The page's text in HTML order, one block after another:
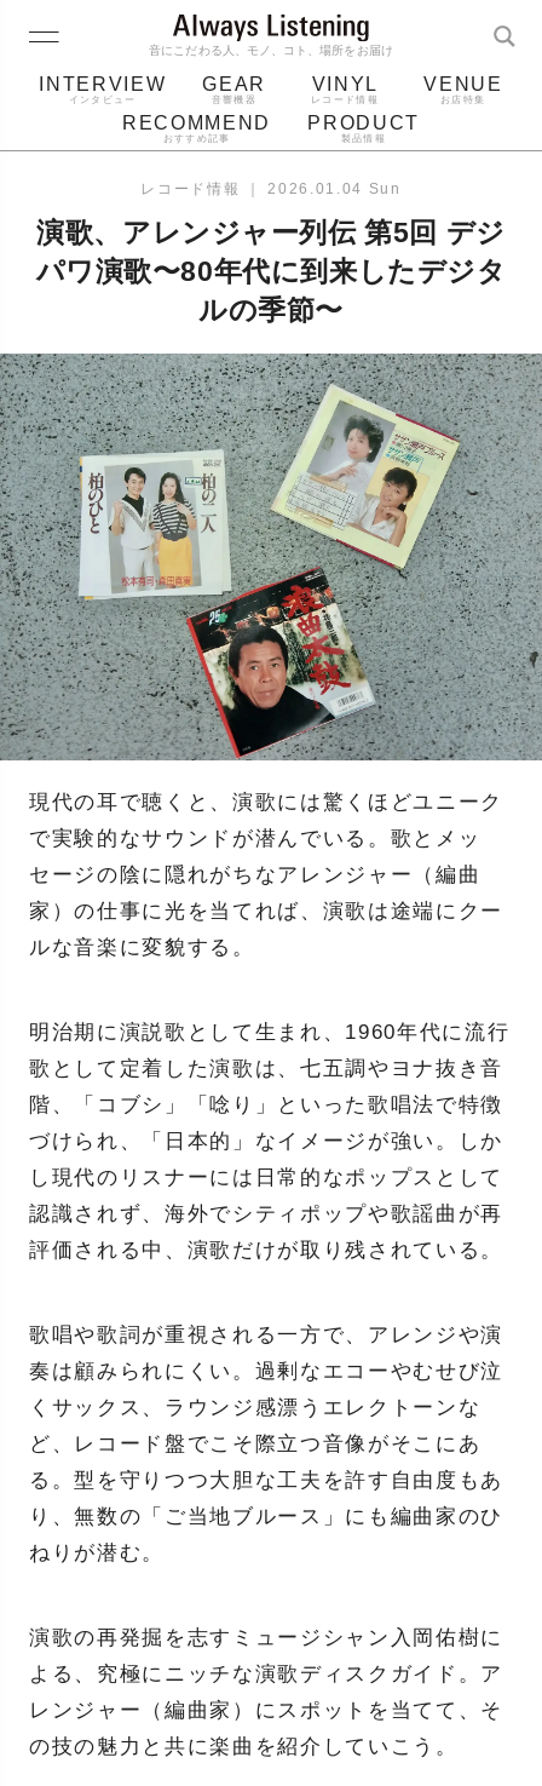
音にこだわる人、モノ、コト、場所をお届け
INTERVIEW
インタビュー
GEAR
音響機器
VINYL
レコード情報
VENUE
お店特集
RECOMMEND
おすすめ記事
PRODUCT
製品情報
bluetooth アルバム
レコード針
レコード情報 ｜ 2026.01.04 Sun
演歌、アレンジャー列伝 第5回 デジ
パワ演歌〜80年代に到来したデジタ
ルの季節〜
現代の耳で聴くと、演歌には驚くほどユニーク
で実験的なサウンドが潜んでいる。歌とメッ
セージの陰に隠れがちなアレンジャー（編曲
家）の仕事に光を当てれば、演歌は途端にクー
ルな音楽に変貌する。
明治期に演説歌として生まれ、1960年代に流行
歌として定着した演歌は、七五調やヨナ抜き音
階、「コブシ」「唸り」といった歌唱法で特徴
づけられ、「日本的」なイメージが強い。しか
し現代のリスナーには日常的なポップスとして
認識されず、海外でシティポップや歌謡曲が再
評価される中、演歌だけが取り残されている。
歌唱や歌詞が重視される一方で、アレンジや演
奏は顧みられにくい。過剰なエコーやむせび泣
くサックス、ラウンジ感漂うエレクトーンな
ど、レコード盤でこそ際立つ音像がそこにあ
る。型を守りつつ大胆な工夫を許す自由度もあ
り、無数の「ご当地ブルース」にも編曲家のひ
ねりが潜む。
演歌の再発掘を志すミュージシャン入岡佑樹に
よる、究極にニッチな演歌ディスクガイド。ア
レンジャー（編曲家）にスポットを当てて、そ
の技の魅力と共に楽曲を紹介していこう。